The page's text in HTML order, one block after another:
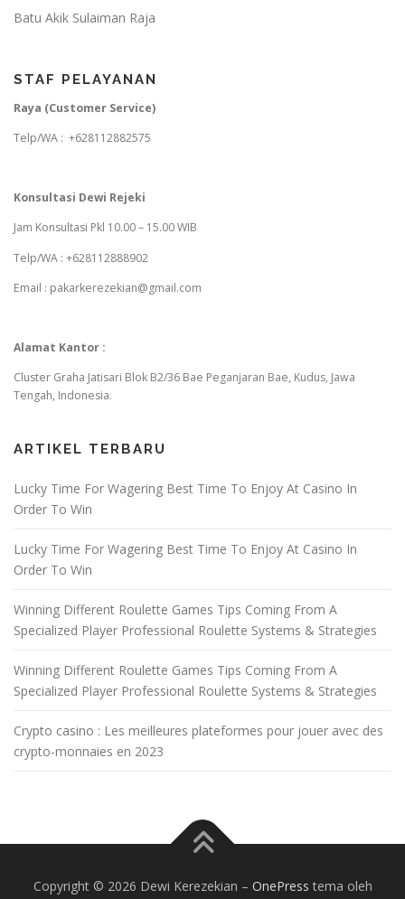
Batu Akik Sulaiman Raja
STAF PELAYANAN
Raya (Customer Service)
Telp/WA : +628112882575
Konsultasi Dewi Rejeki
Jam Konsultasi Pkl 10.00 – 15.00 WIB
Telp/WA : +628112888902
Email : pakarkerezekian@gmail.com
Alamat Kantor :
Cluster Graha Jatisari Blok B2/36 Bae Peganjaran Bae, Kudus, Jawa
Tengah, Indonesia.
ARTIKEL TERBARU
Lucky Time For Wagering Best Time To Enjoy At Casino In
Order To Win
Lucky Time For Wagering Best Time To Enjoy At Casino In
Order To Win
Winning Different Roulette Games Tips Coming From A
Specialized Player Professional Roulette Systems & Strategies
Winning Different Roulette Games Tips Coming From A
Specialized Player Professional Roulette Systems & Strategies
Crypto casino : Les meilleures plateformes pour jouer avec des
crypto-monnaies en 2023
Copyright © 2026 Dewi Kerezekian – OnePress tema oleh